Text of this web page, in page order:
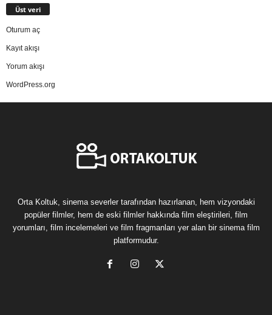
Üst veri
Oturum aç
Kayıt akışı
Yorum akışı
WordPress.org
Orta Koltuk, sinema severler tarafından hazırlanan, hem vizyondaki
popüler filmler, hem de eski filmler hakkında film eleştirileri, film
yorumları, film incelemeleri ve film fragmanları yer alan bir sinema film
platformudur.